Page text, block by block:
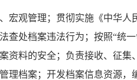
宏观管理；贯彻实施《中华人
查处档案违法行为；按照“统
资料的安全；负责接收、征集
档案；开发档案信息资源，